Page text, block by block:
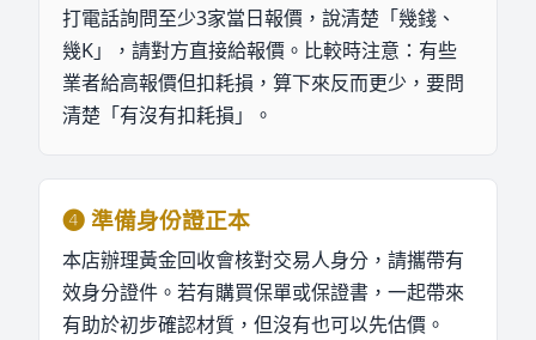
打電話詢問至少3家當日報價，說清楚「幾錢、
幾K」，請對方直接給報價。比較時注意：有些
業者給高報價但扣耗損，算下來反而更少，要問
清楚「有沒有扣耗損」。
❹ 準備身份證正本
本店辦理黃金回收會核對交易人身分，請攜帶有
效身分證件。若有購買保單或保證書，一起帶來
有助於初步確認材質，但沒有也可以先估價。